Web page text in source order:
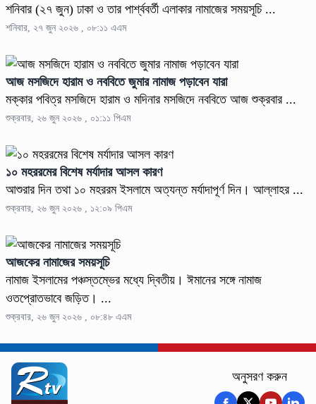
শনিবার (২৭ জুন) ঢাকা ও তার পার্শ্ববর্তী এলাকার নামাজের সময়সূচি ...
শনিবার, ২৭ জুন ২০২৬ , ০৮:১১ এএম
আজ মসজিদে হারাম ও নববিতে জুমার নামাজ পড়াবেন যারা
মক্কার পবিত্র মসজিদে হারাম ও মদিনার মসজিদে নববিতে আজ শুক্রবার ...
শুক্রবার, ২৬ জুন ২০২৬ , ০১:১১ পিএম
১০ মহররমের বিশেষ মর্যাদার আসল কারণ
আশুরার দিন তথা ১০ মহররম ইসলামে অত্যন্ত মর্যাদাপূর্ণ দিন। আল্লাহর ...
শুক্রবার, ২৬ জুন ২০২৬ , ১২:০৯ পিএম
আজকের নামাজের সময়সূচি
নামাজ ইসলামের পঞ্চস্তম্ভের মধ্যে দ্বিতীয়। ঈমানের সঙ্গে নামাজ
ওতপ্রোতভাবে জড়িত। ...
শুক্রবার, ২৬ জুন ২০২৬ , ০৮:৪৮ এএম
অনুসরণ করুন